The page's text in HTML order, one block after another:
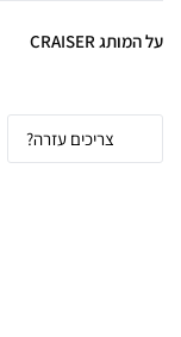
על המותג CRAISER
צריכים עזרה?